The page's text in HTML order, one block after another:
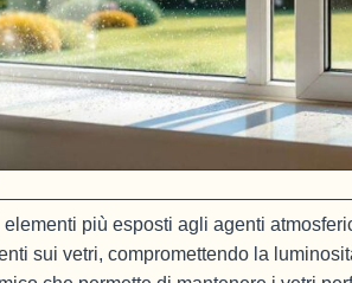
più esposti agli agenti
sui vetri, compromettendo la